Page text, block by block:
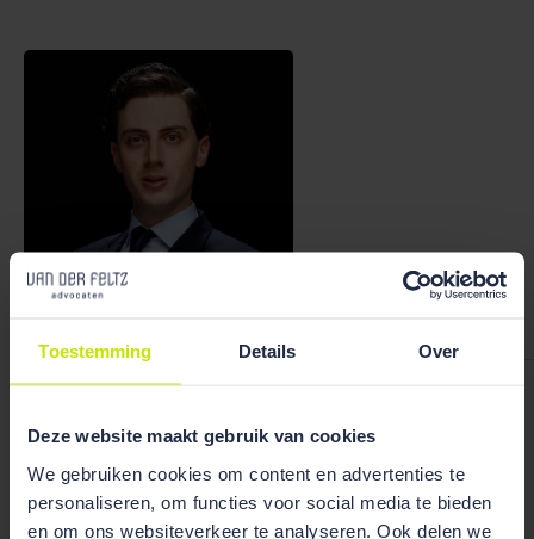
Toestemming Details Over
Deze website maakt gebruik van cookies
We gebruiken cookies om content en advertenties te
personaliseren, om functies voor social media te bieden
en om ons websiteverkeer te analyseren. Ook delen we
Thomas van der Sanden
Bekijk team